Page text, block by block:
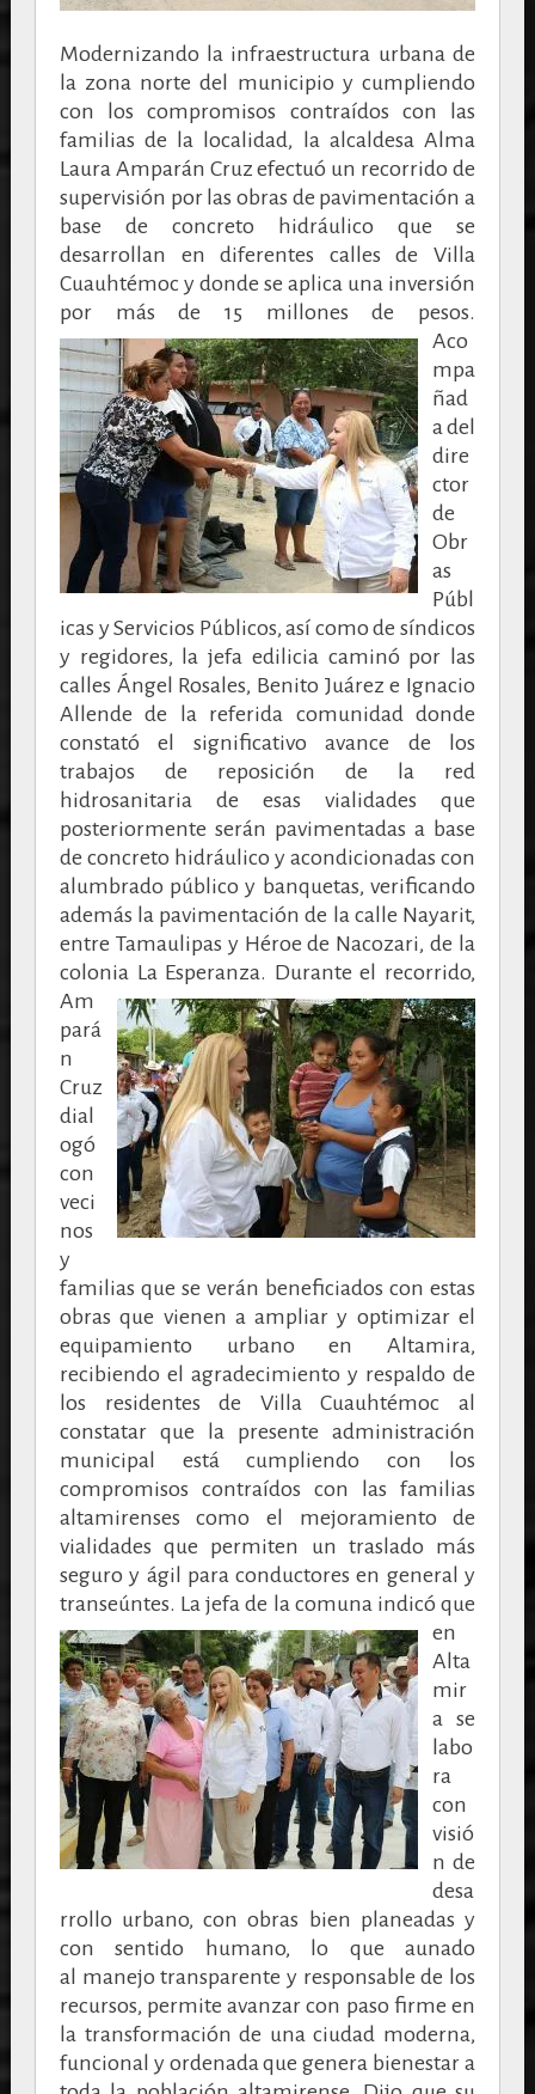
Modernizando la infraestructura urbana de
la zona norte del municipio y cumpliendo
con los compromisos contraídos con las
familias de la localidad, la alcaldesa Alma
Laura Amparán Cruz efectuó un recorrido de
supervisión por las obras de pavimentación a
base de concreto hidráulico que se
desarrollan en diferentes calles de Villa
Cuauhtémoc y donde se aplica una inversión
por más de 15 millones de pesos.
Aco
mpa
ñad
a del
dire
ctor
de
Obr
as
Públ
icas y Servicios Públicos, así como de síndicos
y regidores, la jefa edilicia caminó por las
calles Ángel Rosales, Benito Juárez e Ignacio
Allende de la referida comunidad donde
constató el significativo avance de los
trabajos de reposición de la red
hidrosanitaria de esas vialidades que
posteriormente serán pavimentadas a base
de concreto hidráulico y acondicionadas con
alumbrado público y banquetas, verificando
además la pavimentación de la calle Nayarit,
entre Tamaulipas y Héroe de Nacozari, de la
colonia La Esperanza. Durante el recorrido,
Am
pará
n
Cruz
dial
ogó
con
veci
nos
y
familias que se verán beneficiados con estas
obras que vienen a ampliar y optimizar el
equipamiento urbano en Altamira,
recibiendo el agradecimiento y respaldo de
los residentes de Villa Cuauhtémoc al
constatar que la presente administración
municipal está cumpliendo con los
compromisos contraídos con las familias
altamirenses como el mejoramiento de
vialidades que permiten un traslado más
seguro y ágil para conductores en general y
transeúntes. La jefa de la comuna indicó que
en
Alta
mir
a se
labo
ra
con
visió
n de
desa
rrollo urbano, con obras bien planeadas y
con sentido humano, lo que aunado
al manejo transparente y responsable de los
recursos, permite avanzar con paso firme en
la transformación de una ciudad moderna,
funcional y ordenada que genera bienestar a